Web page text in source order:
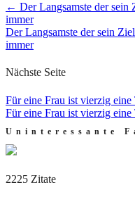
← Der Langsamste der sein
immer
Der Langsamste der sein
immer
Nächste Seite
Für eine Frau ist vierzig eine
Für eine Frau ist vierzig eine
Uninteressante
2225 Zitate